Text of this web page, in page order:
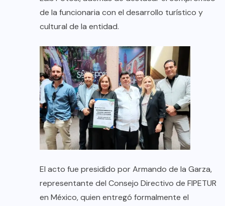
de la funcionaria con el desarrollo turístico y
cultural de la entidad.
El acto fue presidido por Armando de la Garza,
representante del Consejo Directivo de FIPETUR
en México, quien entregó formalmente el